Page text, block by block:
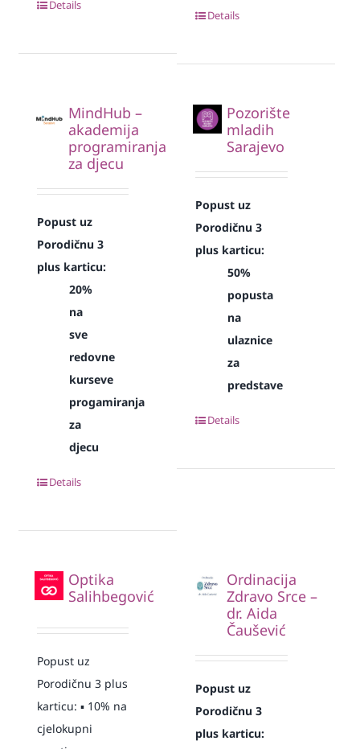
Details
Details
MindHub –
akademija
programiranja
za djecu
Popust uz
Porodičnu 3
plus karticu:
20%
na
sve
redovne
kurseve
progamiranja
za
djecu
Details
Pozorište
mladih
Sarajevo
Popust uz
Porodičnu 3
plus karticu:
50%
popusta
na
ulaznice
za
predstave
Details
Optika
Salihbegović
Popust uz
Porodičnu 3 plus
karticu: ▪️ 10% na
cjelokupni
Ordinacija
Zdravo Srce –
dr. Aida
Čaušević
Popust uz
Porodičnu 3
plus karticu: